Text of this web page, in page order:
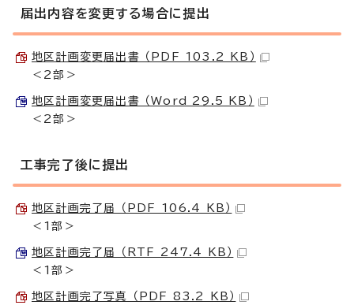
届出内容を変更する場合に提出
地区計画変更届出書 （PDF 103.2 KB）
＜2部＞
地区計画変更届出書 （Word 29.5 KB）
＜2部＞
工事完了後に提出
地区計画完了届 （PDF 106.4 KB）
＜1部＞
地区計画完了届 （RTF 247.4 KB）
＜1部＞
地区計画完了写真 （PDF 83.2 KB）